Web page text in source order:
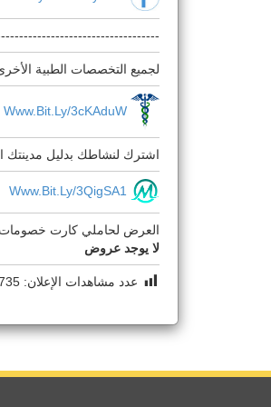
لجميع التخصصات الطبية
Www.bit.ly/3cKAduW
اشترك لنشاطك بدليل مدينتك
Www.bit.ly/3QigSA1
العرض لحاملي كارت خصومات
لا يوجد عروض
عدد مشاهدات الإعلان: